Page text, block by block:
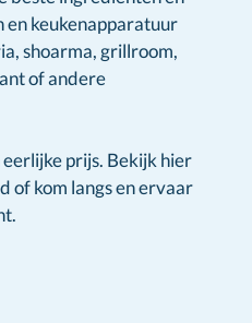
keukenapparatuur
shoarma, grillroom,
of andere
prijs. Bekijk hier
of kom langs en ervaar